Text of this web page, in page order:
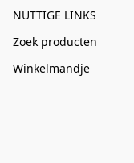
NUTTIGE LINKS
Zoek producten
Winkelmandje